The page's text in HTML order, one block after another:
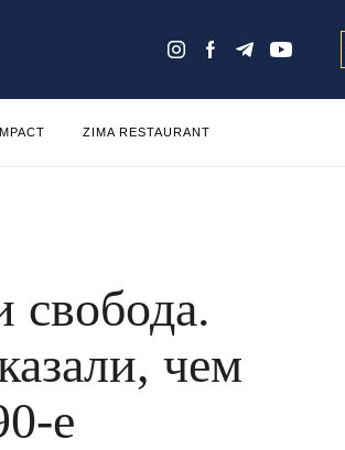
ZIMA RESTAURANT
свобода.
чем
е